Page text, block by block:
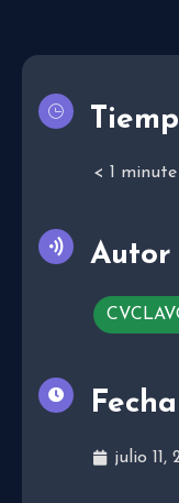
< 1 minute
Autor
Fecha
julio 11,